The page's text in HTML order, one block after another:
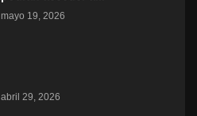
mayo 19, 2026
abril 29, 2026